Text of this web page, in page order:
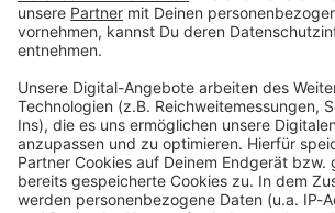
Du möchtest uns etwas
Studio Hotline
Kontaktformular